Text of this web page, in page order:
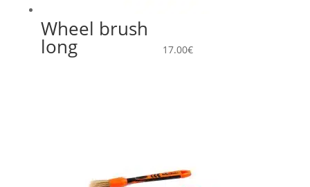
Wheel brush
long 17.00€